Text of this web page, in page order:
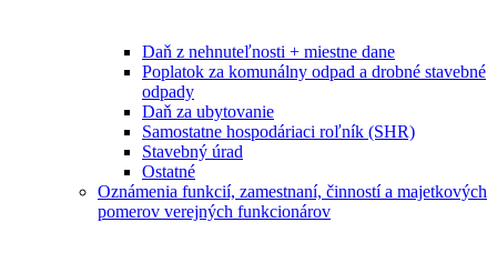
Daň z nehnuteľnosti + miestne dane
Poplatok za komunálny odpad a drobné stavebné
odpady
Daň za ubytovanie
Samostatne hospodáriaci roľník (SHR)
Stavebný úrad
Ostatné
Oznámenia funkcií, zamestnaní, činností a majetkových
pomerov verejných funkcionárov